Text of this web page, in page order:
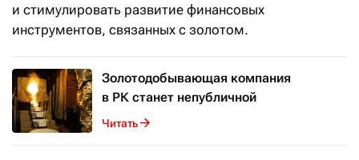
и стимулировать развитие финансовых
инструментов, связанных с золотом.
Золотодобывающая компания
в РК станет непубличной
Читать